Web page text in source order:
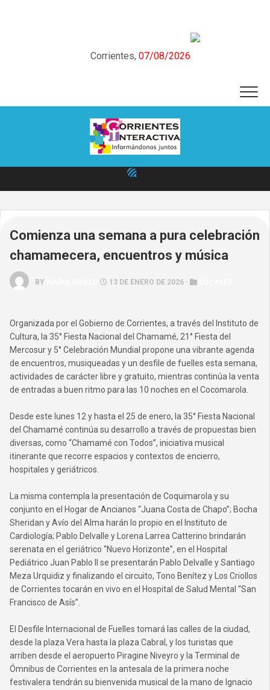
Corrientes, 07/08/2026
Comienza una semana a pura celebración
chamamecera, encuentros y música
BY 13 DE ENERO DE 2026 ·
Organizada por el Gobierno de Corrientes, a través del Instituto de
Cultura, la 35° Fiesta Nacional del Chamamé, 21° Fiesta del
Mercosur y 5° Celebración Mundial propone una vibrante agenda
de encuentros, musiqueadas y un desfile de fuelles esta semana,
actividades de carácter libre y gratuito, mientras continúa la venta
de entradas a buen ritmo para las 10 noches en el Cocomarola.
Desde este lunes 12 y hasta el 25 de enero, la 35° Fiesta Nacional
del Chamamé continúa su desarrollo a través de propuestas bien
diversas, como “Chamamé con Todos”, iniciativa musical
itinerante que recorre espacios y contextos de encierro,
hospitales y geriátricos.
La misma contempla la presentación de Coquimarola y su
conjunto en el Hogar de Ancianos “Juana Costa de Chapo”; Bocha
Sheridan y Avío del Alma harán lo propio en el Instituto de
Cardiología; Pablo Delvalle y Lorena Larrea Catterino brindarán
serenata en el geriátrico “Nuevo Horizonte”, en el Hospital
Pediátrico Juan Pablo II se presentarán Pablo Delvalle y Santiago
Meza Urquidiz y finalizando el circuito, Tono Benítez y Los Criollos
de Corrientes tocarán en vivo en el Hospital de Salud Mental “San
Francisco de Asís”.
El Desfile Internacional de Fuelles tomará las calles de la ciudad,
desde la plaza Vera hasta la plaza Cabral, y los turistas que
arriben desde el aeropuerto Piragine Niveyro y la Terminal de
Ómnibus de Corrientes en la antesala de la primera noche
festivalera tendrán su bienvenida musical de la mano de Ignacio